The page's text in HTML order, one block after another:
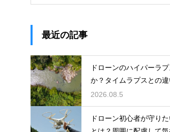
最近の記事
ドローンのハイパーラ
か？タイムラプスとの
方を解説
2026.08.5
ドローン初心者が守り